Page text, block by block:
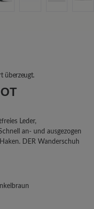
überzeugt.
Leder,
an- und ausgezogen
DER Wanderschuh